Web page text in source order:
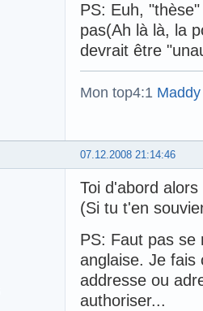
PS: Euh,
pas(Ah là là, la
devrait être
Mon top4:1
07.12.2008 21:14:46
Toi d'abord
(Si tu t'en
PS: Faut pas se
anglaise. Je fais
addresse ou
authoriser...